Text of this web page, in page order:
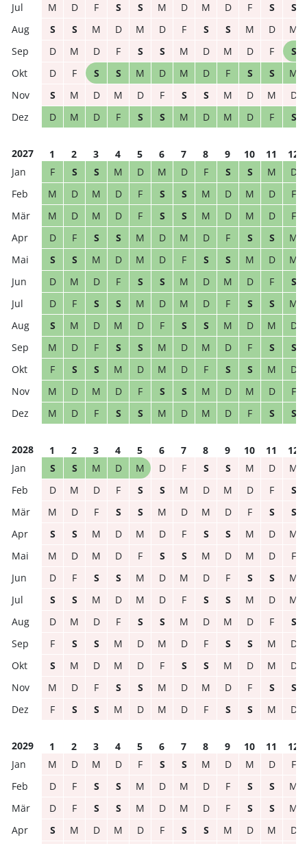
M
D F S S M D M D F S
S
S
S M D M D F S S M D
M
D
M D F S S M D M D F
S
D
F S S M D M D F S S
M
S
M D M D F S S M D M
D
D
M D F S S M D M D F S
2027 1 2 3 4 5 6 7 8 9 10 11
12
F
S S M D M D F S S M
D
M
D M D F S S M D M D
F
M
D M D F S S M D M D
F
D
F S S M D M D F S S
M
S
S M D M D F S S M D
M
D
M D F S S M D M D F
S
D
F S S M D M D F S S
M
S
M D M D F S S M D M
D
M
D F S S M D M D F S
S
F
S S M D M D F S S M
D
M
D M D F S S M D M D
F
M
D F S S M D M D F S S
2028 1 2 3 4 5 6 7 8 9 10 11
12
S
S M D M D F S S M D
M
D
M D F S S M D M D F
S
M
D F S S M D M D F S
S
S
S M D M D F S S M D
M
M
D M D F S S M D M D
F
D
F S S M D M D F S S
M
S
S M D M D F S S M D
M
D
M D F S S M D M D F
S
F
S S M D M D F S S M
D
S
M D M D F S S M D M
D
M
D F S S M D M D F S
S
F
S S M D M D F S S M D
2029 1 2 3 4 5 6 7 8 9 10 11
12
M
D M D F S S M D M D
F
D
F S S M D M D F S S
M
D
F S S M D M D F S S
M
S
M D M D F S S M D M D